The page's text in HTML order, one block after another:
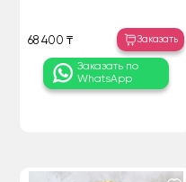
68 400 ₸ Заказать
Заказать по
WhatsApp